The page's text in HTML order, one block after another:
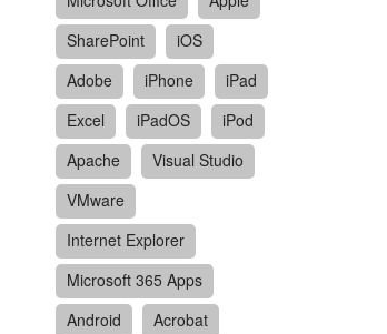
SharePoint
iOS
Adobe
iPhone
iPad
Excel
iPadOS
iPod
Apache
Visual Studio
VMware
Internet Explorer
Microsoft 365 Apps
Android
Acrobat